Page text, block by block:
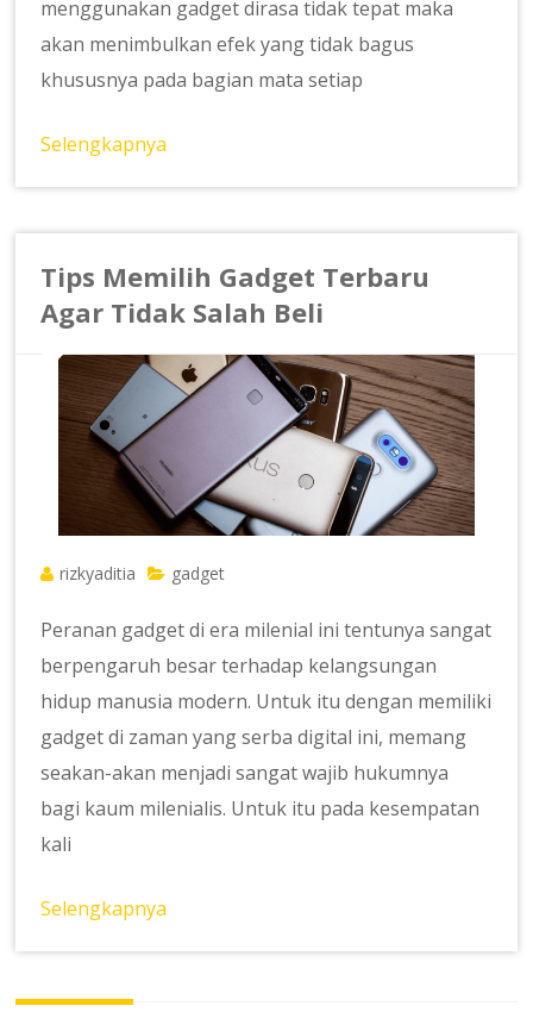
menggunakan gadget dirasa tidak tepat maka
akan menimbulkan efek yang tidak bagus
khususnya pada bagian mata setiap
Selengkapnya
Tips Memilih Gadget Terbaru
Agar Tidak Salah Beli
rizkyaditia gadget
Peranan gadget di era milenial ini tentunya sangat
berpengaruh besar terhadap kelangsungan
hidup manusia modern. Untuk itu dengan memiliki
gadget di zaman yang serba digital ini, memang
seakan-akan menjadi sangat wajib hukumnya
bagi kaum milenialis. Untuk itu pada kesempatan
kali
Selengkapnya